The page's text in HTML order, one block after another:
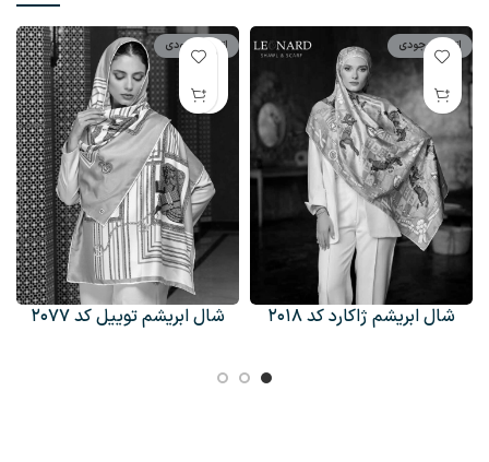
اتمام موجودی
شال ابریشم ژاکارد کد ۲۰۱۸
اتمام موجودی
شال ابریشم توییل کد ۲۰۷۷